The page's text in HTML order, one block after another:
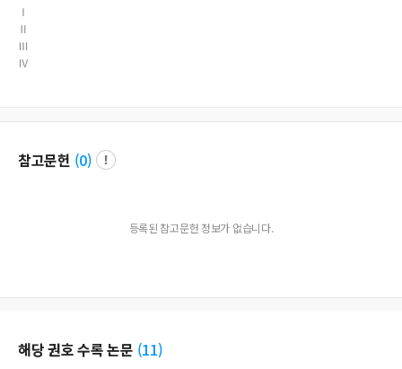
Ⅰ
Ⅱ
Ⅲ
Ⅳ
참고문헌 (0)
등록된 참고문헌 정보가 없습니다.
해당 권호 수록 논문 (11)